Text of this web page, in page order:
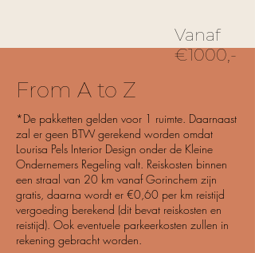
Vanaf
€1000,-
From A to Z
*De pakketten gelden voor 1 ruimte. Daarnaast
zal er geen BTW gerekend worden omdat
Lourisa Pels Interior Design onder de Kleine
Ondernemers Regeling valt. Reiskosten binnen
een straal van 20 km vanaf Gorinchem zijn
gratis, daarna wordt er €0,60 per km reistijd
vergoeding berekend (dit bevat reiskosten en
reistijd). Ook eventuele parkeerkosten zullen in
rekening gebracht worden.